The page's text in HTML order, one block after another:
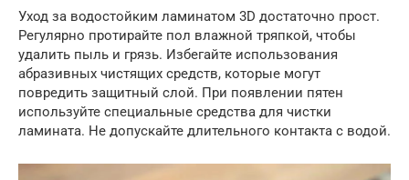
Уход за водостойким ламинатом 3D достаточно прост.
Регулярно протирайте пол влажной тряпкой, чтобы
удалить пыль и грязь. Избегайте использования
абразивных чистящих средств, которые могут
повредить защитный слой. При появлении пятен
используйте специальные средства для чистки
ламината. Не допускайте длительного контакта с водой.